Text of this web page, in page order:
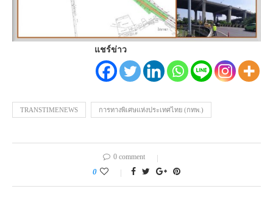
แชร์ข่าว
TRANSTIMENEWS การทางพิเศษแห่งประเทศไทย (กทพ.)
0 comment
0